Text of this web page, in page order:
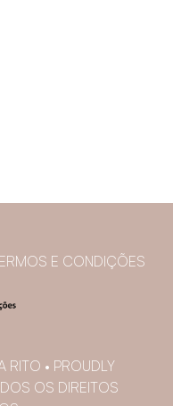
E CONDIÇÕES
• PROUDLY
OS DIREITOS